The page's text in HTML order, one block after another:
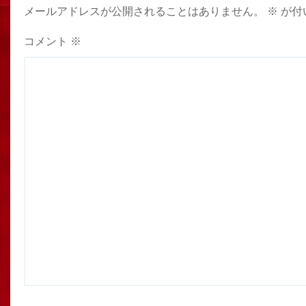
メールアドレスが公開されることはありません。 ※ が付
コメント ※